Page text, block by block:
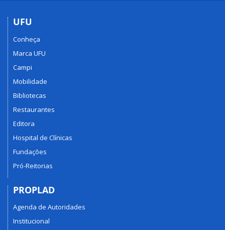
UFU
Conheça
Marca UFU
Campi
Mobilidade
Bibliotecas
Restaurantes
Editora
Hospital de Clínicas
Fundações
Pró-Reitorias
PROPLAD
Agenda de Autoridades
Institucional